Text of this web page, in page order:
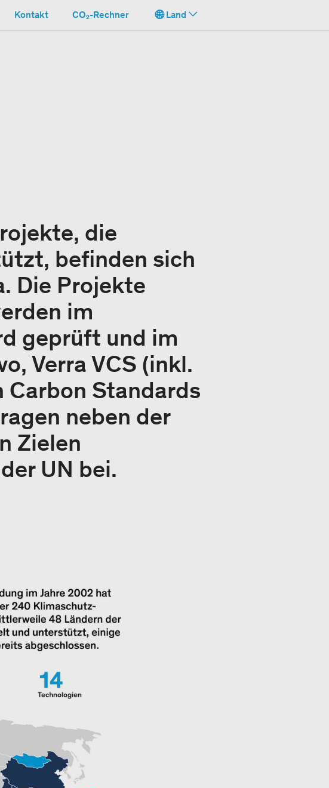
Kontakt CO₂-Rechner Land
die
befinden sich
Die Projekte
im
geprüft und im
Verra VCS (inkl.
Carbon Standards
neben der
Zielen
UN bei.